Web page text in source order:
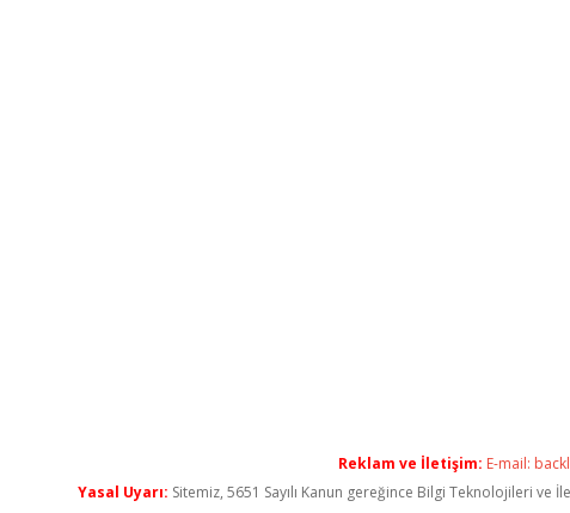
Reklam ve İletişim: E-mail:
Yasal Uyarı: Sitemiz, 5651 Sayılı Kanun gereğince Bilgi Teknolojileri